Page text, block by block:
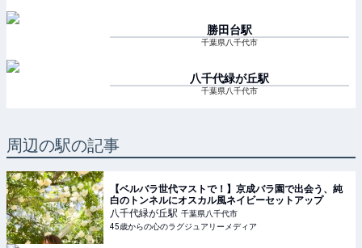
勝田台駅
千葉県八千代市
八千代緑が丘駅
千葉県八千代市
周辺の駅の記事
【ベルバラ世代マストで！】京成バラ園で出会う、純
白のトンネルにオスカル風ネイビーセットアップ
八千代緑が丘駅 千葉県八千代市
45歳からの心のラグジュアリーメディア